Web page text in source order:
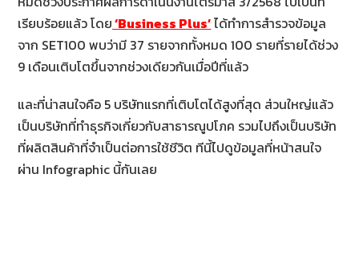
b
o
o
k
tt
er
e
เรียบร้อยแล้ว โดย‘Business Plus’ได้ทำการสำรวจข้อมูล
จาก SET100 พบว่ามี 37 รายจากทั้งหมด 100 รายที่รายได้ช่วง
9 เดือนเติบโตขึ้นจากช่วงเดียวกันเมื่อปีที่แล้ว
และที่น่าสนใจคือ 5 บริษัทแรกที่เติบโตได้สูงที่สุด ส่วนใหญ่แล้ว
เป็นบริษัทที่ทำธุรกิจเกี่ยวกับสาธารณูปโภค รวมไปถึงเป็นบริษัท
ที่ผลิตสินค้าที่จำเป็นต่อการใช้ชีวิต ทีนี้ไปดูข้อมูลที่หน้าสนใจ
ผ่าน Infographic นี้กันเลย